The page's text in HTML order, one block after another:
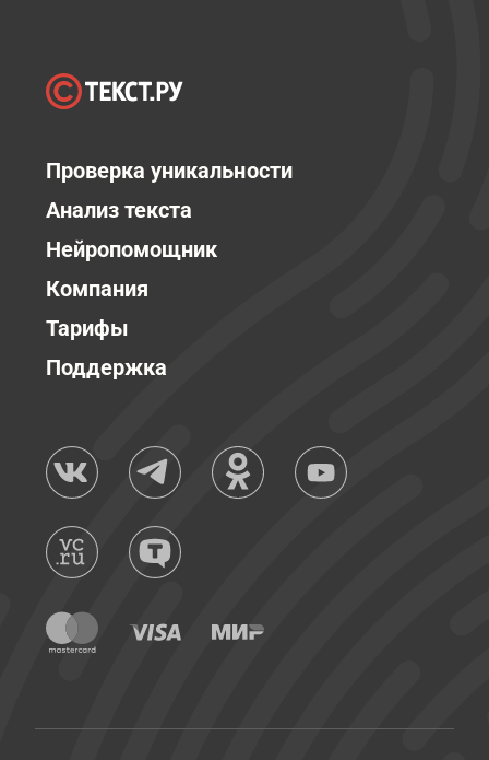
Проверка уникальности
Анализ текста
Нейропомощник
Компания
Тарифы
Поддержка